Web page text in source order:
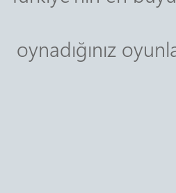
oynadığınız